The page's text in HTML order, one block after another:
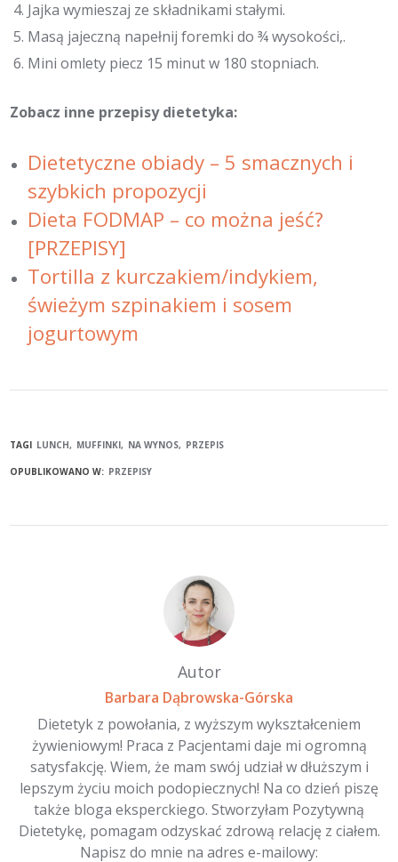
Jajka wymieszaj ze składnikami stałymi.
Masą jajeczną napełnij foremki do ¾ wysokości,.
Mini omlety piecz 15 minut w 180 stopniach.
Zobacz inne przepisy dietetyka:
Dietetyczne obiady – 5 smacznych i
szybkich propozycji
Dieta FODMAP – co można jeść?
[PRZEPISY]
Tortilla z kurczakiem/indykiem,
świeżym szpinakiem i sosem
jogurtowym
TAGI LUNCH MUFFINKI NA WYNOS PRZEPIS
OPUBLIKOWANO W: PRZEPISY
Autor
Barbara Dąbrowska-Górska
Dietetyk z powołania, z wyższym wykształceniem
żywieniowym! Praca z Pacjentami daje mi ogromną
satysfakcję. Wiem, że mam swój udział w dłuższym i
lepszym życiu moich podopiecznych! Na co dzień piszę
także bloga eksperckiego. Stworzyłam Pozytywną
Dietetykę, pomagam odzyskać zdrową relację z ciałem.
Napisz do mnie na adres e-mailowy: